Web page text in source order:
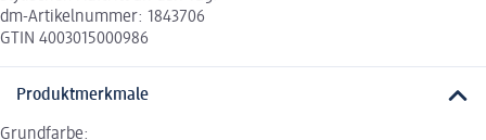
dm-Artikelnummer: 1843706
GTIN 4003015000986
Produktmerkmale
Grundfarbe: